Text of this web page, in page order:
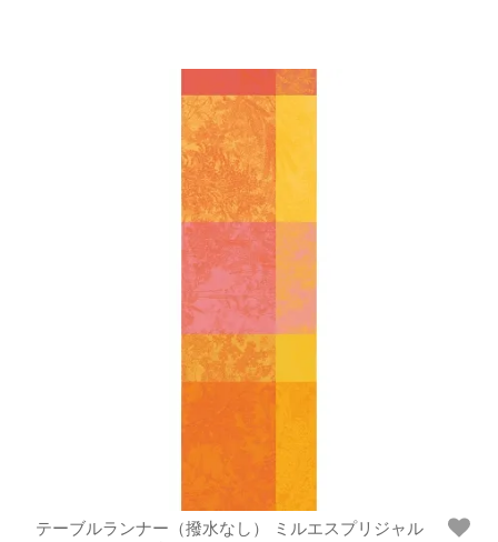
テーブルランナー（撥水なし） ミルエスプリジャル